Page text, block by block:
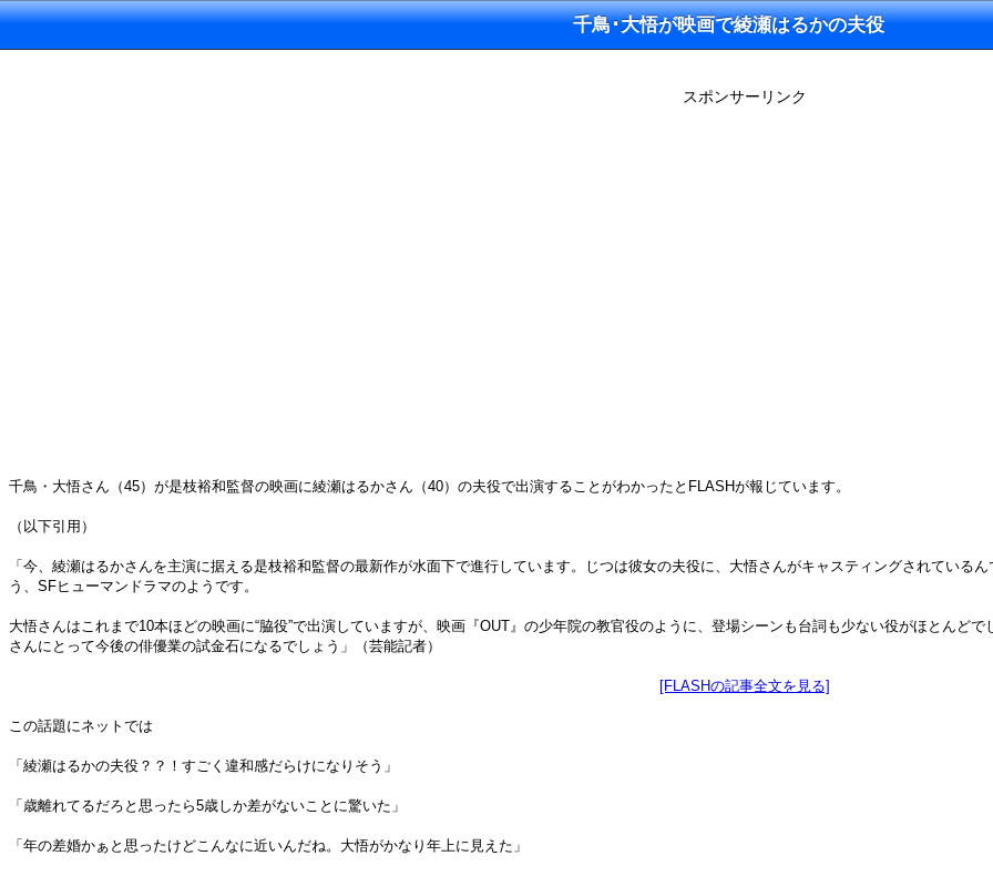
千鳥･大悟が映画で綾瀬はるかの夫役
スポンサーリンク
千鳥・大悟さん（45）が是枝裕和監督の映画に綾瀬はるかさん（40）の夫役で出演することがわかったとFLASHが報じています。
（以下引用）
「今、綾瀬はるかさんを主演に据える是枝裕和監督の最新作が水面下で進行しています。じつは彼女の夫役に、大悟さんがキャスティングされている
う、SFヒューマンドラマのようです。
大悟さんはこれまで10本ほどの映画に“脇役”で出演していますが、映画『OUT』の少年院の教官役のように、登場シーンも台詞も少ない役がほとんど
さんにとって今後の俳優業の試金石になるでしょう」（芸能記者）
[FLASHの記事全文を見る]
この話題にネットでは
「綾瀬はるかの夫役？？！すごく違和感だらけになりそう」
「歳離れてるだろと思ったら5歳しか差がないことに驚いた」
「年の差婚かぁと思ったけどこんなに近いんだね。大悟がかなり年上に見えた」